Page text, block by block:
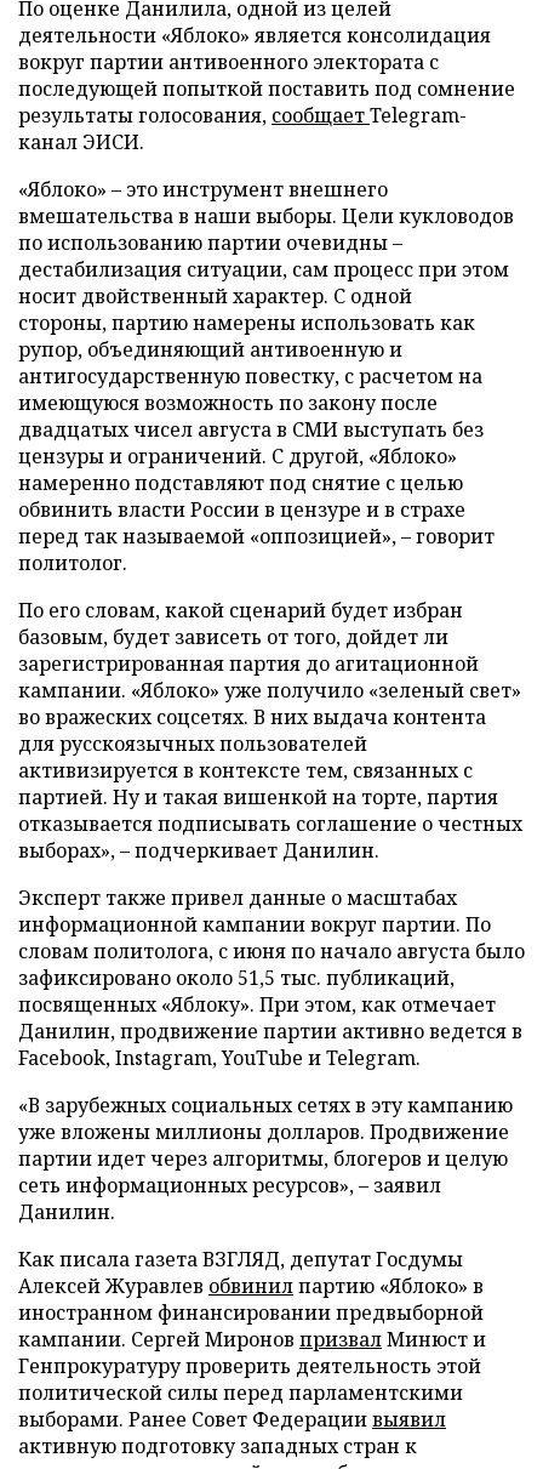
По оценке Данилила, одной из целей
деятельности «Яблоко» является консолидация
вокруг партии антивоенного электората с
последующей попыткой поставить под сомнение
результаты голосования, сообщаетTelegram-
канал ЭИСИ.
«Яблоко» – это инструмент внешнего
вмешательства в наши выборы. Цели кукловодов
по использованию партии очевидны –
дестабилизация ситуации, сам процесс при этом
носит двойственный характер. С одной
стороны, партию намерены использовать как
рупор, объединяющий антивоенную и
антигосударственную повестку, с расчетом на
имеющуюся возможность по закону после
двадцатых чисел августа в СМИ выступать без
цензуры и ограничений. С другой, «Яблоко»
намеренно подставляют под снятие с целью
обвинить власти России в цензуре и в страхе
перед так называемой «оппозицией», – говорит
политолог.
По его словам, какой сценарий будет избран
базовым, будет зависеть от того, дойдет ли
зарегистрированная партия до агитационной
кампании. «Яблоко» уже получило «зеленый свет»
во вражеских соцсетях. В них выдача контента
для русскоязычных пользователей
активизируется в контексте тем, связанных с
партией. Ну и такая вишенкой на торте, партия
отказывается подписывать соглашение о честных
выборах», – подчеркивает Данилин.
Эксперт также привел данные о масштабах
информационной кампании вокруг партии. По
словам политолога, с июня по начало августа было
зафиксировано около 51,5 тыс. публикаций,
посвященных «Яблоку». При этом, как отмечает
Данилин, продвижение партии активно ведется в
Facebook, Instagram, YouTube и Telegram.
«В зарубежных социальных сетях в эту кампанию
уже вложены миллионы долларов. Продвижение
партии идет через алгоритмы, блогеров и целую
сеть информационных ресурсов», – заявил
Данилин.
Как писала газета ВЗГЛЯД, депутат Госдумы
Алексей Журавлев обвинилпартию «Яблоко» в
иностранном финансировании предвыборной
кампании. Сергей Миронов призвалМинюст и
Генпрокуратуру проверить деятельность этой
политической силы перед парламентскими
выборами. Ранее Совет Федерациивыявил
активную подготовку западных стран к